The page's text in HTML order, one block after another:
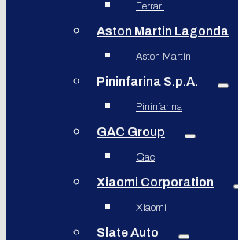
Ferrari
Aston Martin Lagonda
Aston Martin
Pininfarina S.p.A.
Pininfarina
GAC Group
Gac
Xiaomi Corporation
Xiaomi
Slate Auto